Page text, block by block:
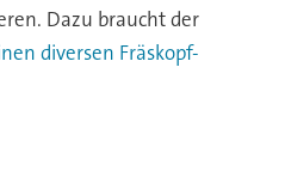
Dazu braucht der
diversen Fräskopf-